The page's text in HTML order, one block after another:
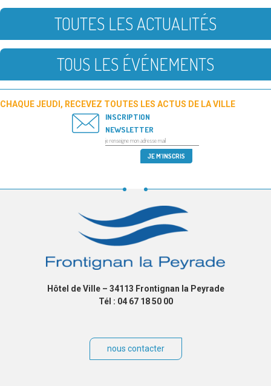
TOUTES LES ACTUALITÉS
TOUS LES ÉVÉNEMENTS
CHAQUE JEUDI, RECEVEZ TOUTES LES ACTUS DE LA VILLE
INSCRIPTION
NEWSLETTER
Hôtel de Ville – 34113 Frontignan la Peyrade
Tél : 04 67 18 50 00
nous contacter